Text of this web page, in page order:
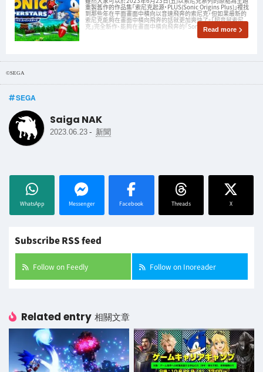
重製舊作的作品集「索尼克起源・PLUS(Sonic Origins Plus)」裡找
到那些年在平面畫面中橫向以音速飛奔的索尼克，但如果最新的
索尼克能夠在畫面中橫向飛奔的話就更加爽快了。「超音鼠索尼
克」完全新作、能夠在畫面中橫向飛奔的「Sonic SuperRead more
©SEGA
SEGA
Saiga NAK
2023.06.23 - 新聞
WhatsApp Messenger Facebook Threads X
Subscribe RSS feed
Follow on Feedly Follow on Inoreader
Related entry 相關文章